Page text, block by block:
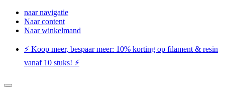
naar navigatie
Naar content
Naar winkelmand
⚡️ Koop meer, bespaar meer: ​​10% korting op filament & resin
vanaf 10 stuks! ⚡️